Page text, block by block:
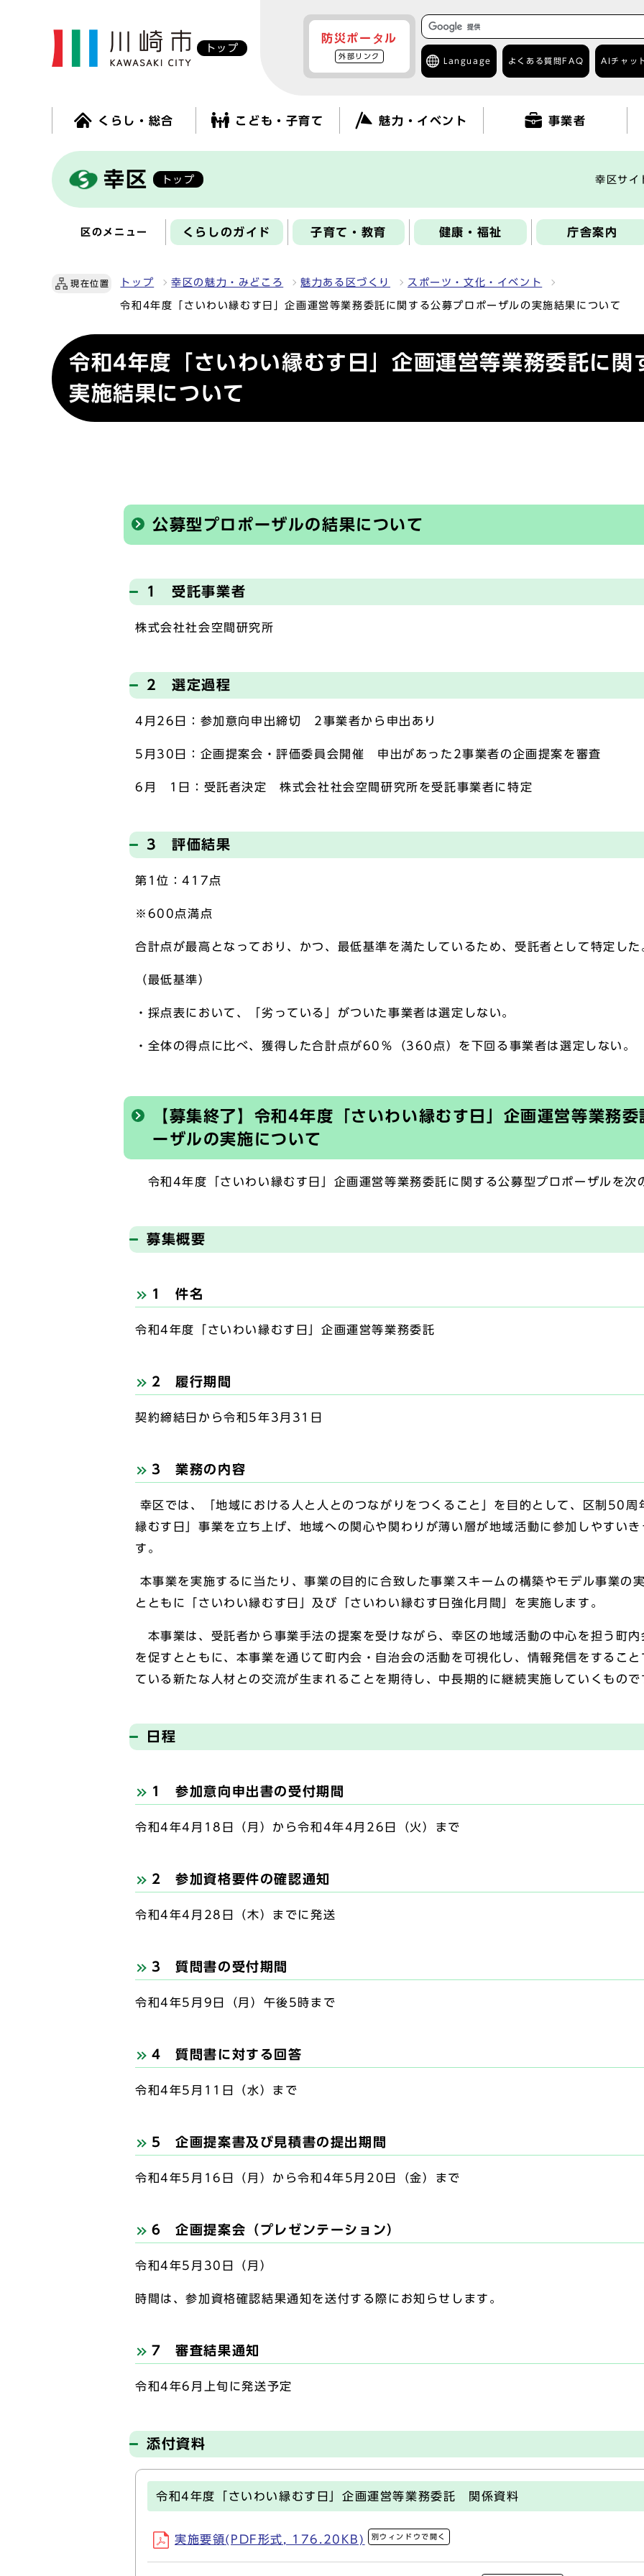
トップ
防災ポータル
外部リンク
Language よくある質問 FAQ AIチャッ
くらし・総合 こども・子育て 魅力・イベント 事業者
幸区 トップ 幸区サイ
区のメニュー くらしのガイド 子育て・教育 健康・福祉 庁舎案内
現在位置 トップ 幸区の魅力・みどころ 魅力ある区づくり スポーツ・文化・イベント
令和4年度「さいわい縁むす日」企画運営等業務委託に関する公募プロポーザルの実施結果について
令和4年度「さいわい縁むす日」企画運営等業務委託に関
実施結果について
公募型プロポーザルの結果について
1 受託事業者
株式会社社会空間研究所
2 選定過程
4月26日：参加意向申出締切 2事業者から申出あり
5月30日：企画提案会・評価委員会開催 申出があった2事業者の企画提案を審査
6月 1日：受託者決定 株式会社社会空間研究所を受託事業者に特定
3 評価結果
第1位：417点
※600点満点
合計点が最高となっており、かつ、最低基準を満たしているため、受託者として特定した
（最低基準）
・採点表において、「劣っている」がついた事業者は選定しない。
・全体の得点に比べ、獲得した合計点が60％（360点）を下回る事業者は選定しない。
【募集終了】令和4年度「さいわい縁むす日」企画運営等業務
ーザルの実施について
令和4年度「さいわい縁むす日」企画運営等業務委託に関する公募型プロポーザルを次
募集概要
1 件名
令和4年度「さいわい縁むす日」企画運営等業務委託
2 履行期間
契約締結日から令和5年3月31日
3 業務の内容
幸区では、「地域における人と人とのつながりをつくること」を目的として、区制50
縁むす日」事業を立ち上げ、地域への関心や関わりが薄い層が地域活動に参加しやすい
す。
本事業を実施するに当たり、事業の目的に合致した事業スキームの構築やモデル事業の
とともに「さいわい縁むす日」及び「さいわい縁むす日強化月間」を実施します。
本事業は、受託者から事業手法の提案を受けながら、幸区の地域活動の中心を担う町
を促すとともに、本事業を通じて町内会・自治会の活動を可視化し、情報発信をするこ
ている新たな人材との交流が生まれることを期待し、中長期的に継続実施していくもので
日程
1 参加意向申出書の受付期間
令和4年4月18日（月）から令和4年4月26日（火）まで
2 参加資格要件の確認通知
令和4年4月28日（木）までに発送
3 質問書の受付期間
令和4年5月9日（月）午後5時まで
4 質問書に対する回答
令和4年5月11日（水）まで
5 企画提案書及び見積書の提出期間
令和4年5月16日（月）から令和4年5月20日（金）まで
6 企画提案会（プレゼンテーション）
令和4年5月30日（月）
時間は、参加資格確認結果通知を送付する際にお知らせします。
7 審査結果通知
令和4年6月上旬に発送予定
添付資料
令和4年度「さいわい縁むす日」企画運営等業務委託 関係資料
実施要領(PDF形式, 176.20KB) 別ウィンドウで開く